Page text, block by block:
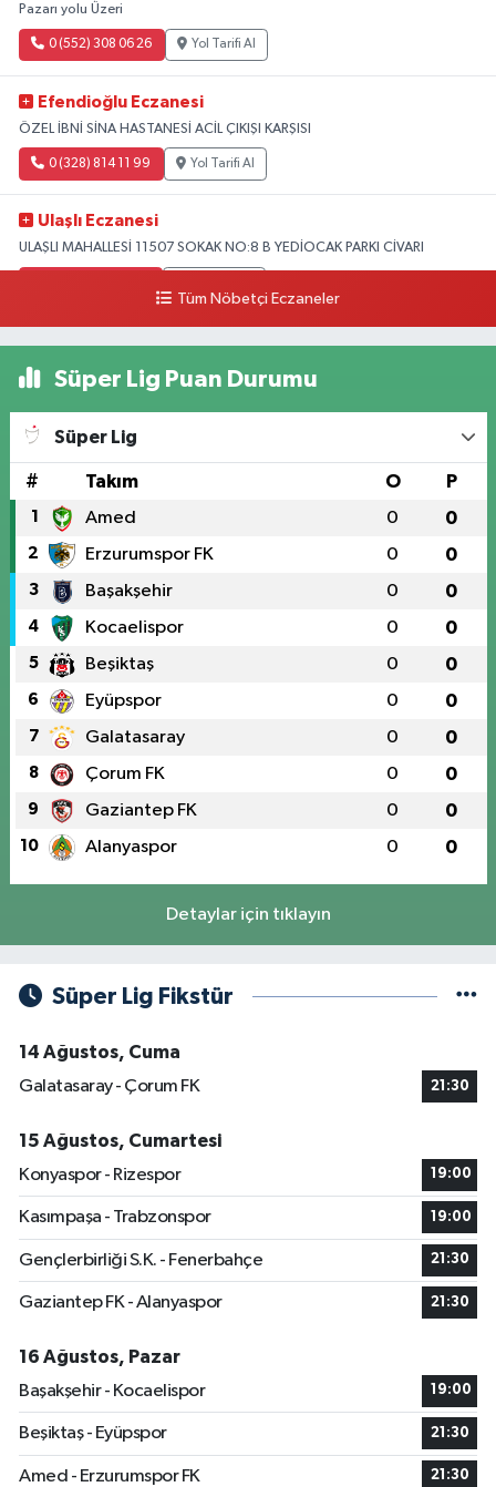
Pazarı yolu Üzeri
0 (552) 308 06 26 Yol Tarifi Al
Efendioğlu Eczanesi
ÖZEL İBNİ SİNA HASTANESİ ACİL ÇIKIŞI KARŞISI
0 (328) 814 11 99 Yol Tarifi Al
Ulaşlı Eczanesi
ULAŞLI MAHALLESİ 11507 SOKAK NO:8 B YEDİOCAK PARKI CİVARI
Tüm Nöbetçi Eczaneler
Süper Lig Puan Durumu
Süper Lig
# Takım O P
1 Amed 0 0
2 Erzurumspor FK 0 0
3 Başakşehir 0 0
4 Kocaelispor 0 0
5 Beşiktaş 0 0
6 Eyüpspor 0 0
7 Galatasaray 0 0
8 Çorum FK 0 0
9 Gaziantep FK 0 0
10 Alanyaspor 0 0
Detaylar için tıklayın
Süper Lig Fikstür
14 Ağustos, Cuma
Galatasaray - Çorum FK
21:30
15 Ağustos, Cumartesi
Konyaspor - Rizespor
19:00
Kasımpaşa - Trabzonspor 19:00
Gençlerbirliği S.K. - Fenerbahçe 21:30
Gaziantep FK - Alanyaspor 21:30
16 Ağustos, Pazar
Başakşehir - Kocaelispor
19:00
Beşiktaş - Eyüpspor 21:30
Amed - Erzurumspor FK 21:30